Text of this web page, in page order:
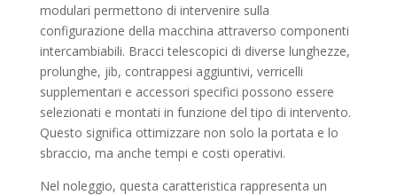
modulari permettono di intervenire sulla
configurazione della macchina attraverso componenti
intercambiabili. Bracci telescopici di diverse lunghezze,
prolunghe, jib, contrappesi aggiuntivi, verricelli
supplementari e accessori specifici possono essere
selezionati e montati in funzione del tipo di intervento.
Questo significa ottimizzare non solo la portata e lo
sbraccio, ma anche tempi e costi operativi.
Nel noleggio, questa caratteristica rappresenta un